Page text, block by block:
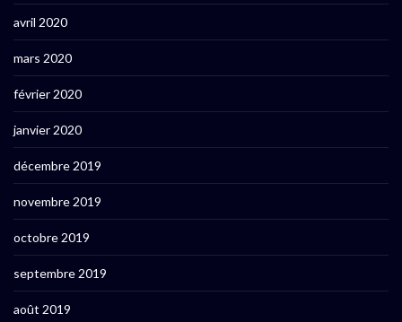
avril 2020
mars 2020
février 2020
janvier 2020
décembre 2019
novembre 2019
octobre 2019
septembre 2019
août 2019